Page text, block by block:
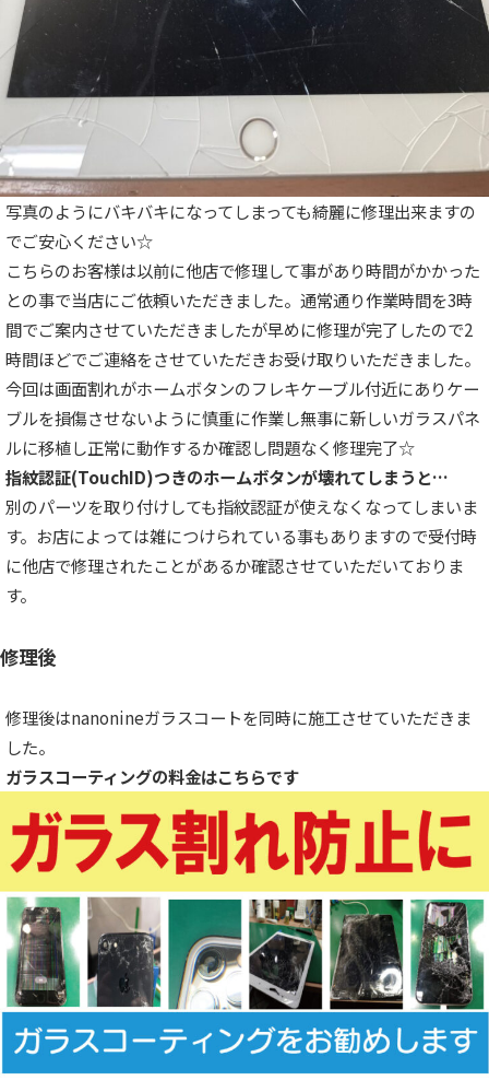
写真のようにバキバキになってしまっても綺麗に修理出来ますの
でご安心ください☆
こちらのお客様は以前に他店で修理して事があり時間がかかった
との事で当店にご依頼いただきました。通常通り作業時間を3時
間でご案内させていただきましたが早めに修理が完了したので2
時間ほどでご連絡をさせていただきお受け取りいただきました。
今回は画面割れがホームボタンのフレキケーブル付近にありケー
ブルを損傷させないように慎重に作業し無事に新しいガラスパネ
ルに移植し正常に動作するか確認し問題なく修理完了☆
指紋認証(TouchID)つきのホームボタンが壊れてしまうと…
別のパーツを取り付けしても指紋認証が使えなくなってしまいま
す。お店によっては雑につけられている事もありますので受付時
に他店で修理されたことがあるか確認させていただいておりま
す。
修理後
修理後はnanonineガラスコートを同時に施工させていただきま
した。
ガラスコーティングの料金はこちらです